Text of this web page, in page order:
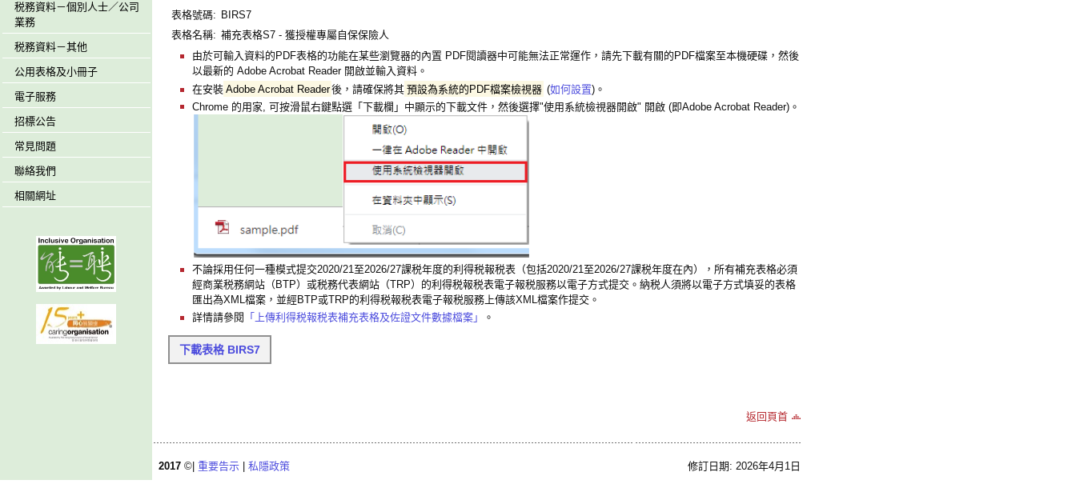
税務資料－個別人士／公司
業務
税務資料－其他
公用表格及小冊子
電子服務
招標公告
常見問題
聯絡我們
相關網址
表格號碼: BIRS7
表格名稱: 補充表格S7 - 獲授權專屬自保保險人
由於可輸入資料的PDF表格的功能在某些瀏覽器的內置 PDF閱讀器中可能無法正常運作，請先下載有關的PDF檔案至本機硬碟，然後
以最新的 Adobe Acrobat Reader 開啟並輸入資料。
在安裝 Adobe Acrobat Reader後，請確保將其 預設為系統的PDF檔案檢視器 (如何設置)。
Chrome 的用家, 可按滑鼠右鍵點選「下載欄」中顯示的下載文件，然後選擇"使用系統檢視器開啟" 開啟 (即Adobe Acrobat Reader)。
不論採用任何一種模式提交2020/21至2026/27課税年度的利得税報税表（包括2020/21至2026/27課税年度在內），所有補充表格必須
經商業税務網站（BTP）或税務代表網站（TRP）的利得税報税表電子報税服務以電子方式提交。納税人須將以電子方式填妥的表格
匯出為XML檔案，並經BTP或TRP的利得税報税表電子報税服務上傳該XML檔案作提交。
詳情請參閱
「上傳利得税報税表補充表格及佐證文件數據檔案」 。
下載表格 BIRS7
返回頁首
2017 ©| 重要告示 私隱政策 修訂日期: 2026年4月1日